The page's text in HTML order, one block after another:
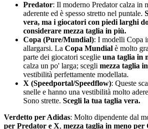
Predator: Il moderno Predator calza in
aderente ed è spesso stretto nel puntale.
vera, ma i giocatori con piedi larghi
considerare mezza taglia in più.
Copa (Pure/Mundial): I modelli Copa
allargarsi. La Copa Mundial è molto
parte dei giocatori sceglie una taglia in
calza un po' larga; scegli mezza taglia
vestibilità perfettamente modellata.
X (Speedportal/Speedflow): Queste
snelle e hanno una vestibilità molto
Sono strette. Scegli la tua taglia vera.
Verdetto per Adidas: Molto dipendente dal
per Predator e X, mezza taglia in meno per